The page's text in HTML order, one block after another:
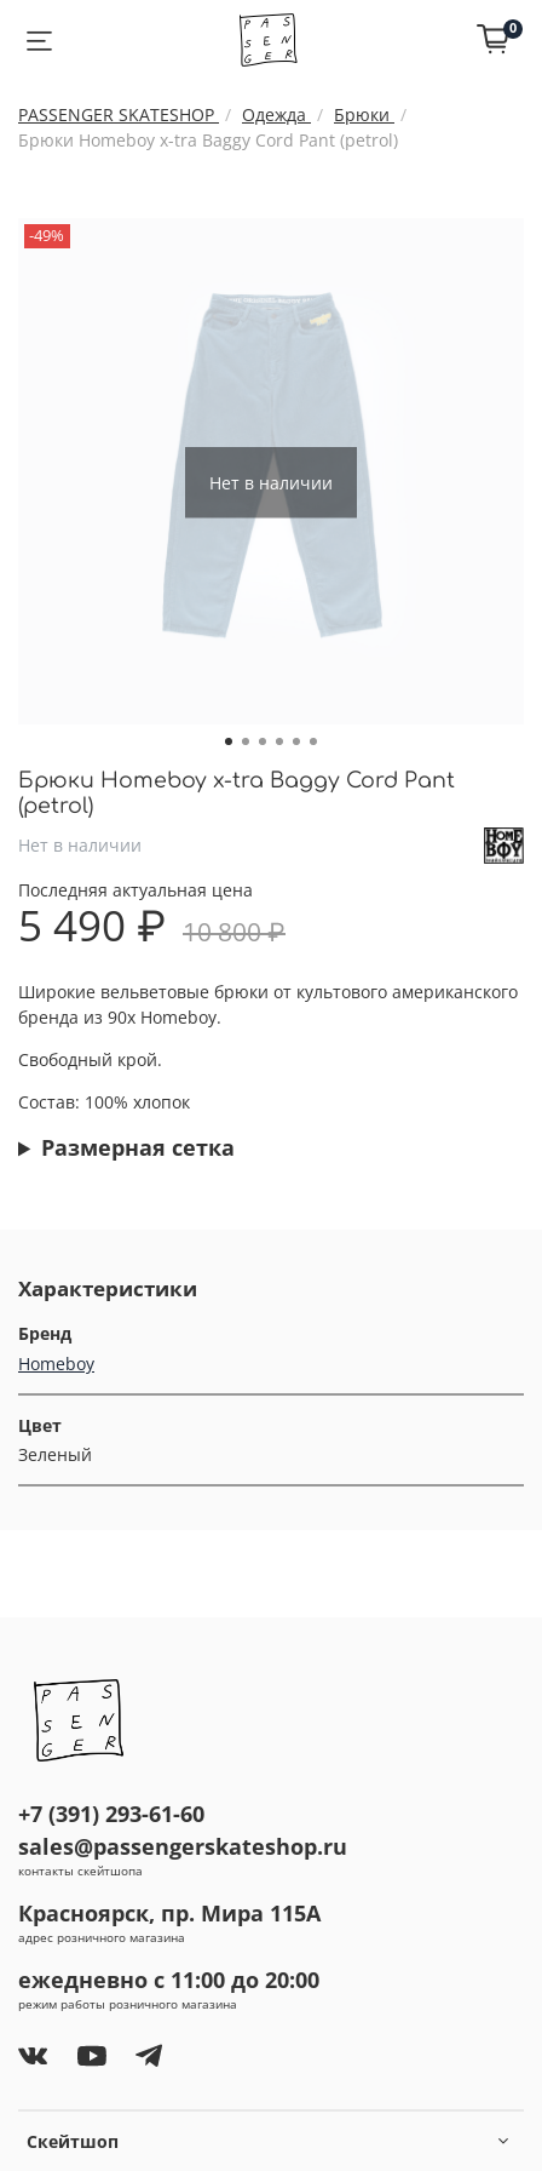
0
PASSENGER SKATESHOP Одежда
Брюки
Брюки Homeboy x-tra Baggy Cord Pant (petrol)
Нет в наличии
-49%
Брюки Homeboy x-tra Baggy Cord Pant
(petrol)
Нет в наличии
Последняя актуальная цена
5 490 ₽ 10 800 ₽
Широкие вельветовые брюки от культового американского
бренда из 90х Homeboy.
Свободный крой.
Состав: 100% хлопок
Размерная сетка
Характеристики
Бренд
Homeboy
Цвет
Зеленый
Скейтшоп
+7 (391) 293-61-60
sales@passengerskateshop.ru
контакты скейтшопа
Красноярск, пр. Мира 115А
адрес розничного магазина
ежедневно с 11:00 до 20:00
режим работы розничного магазина